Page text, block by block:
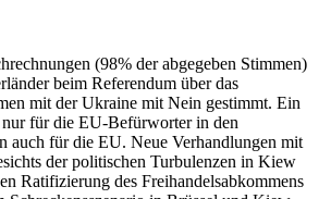
(98% der abgegeben Stimmen)
beim Referendum über das
mit der Ukraine mit Nein gestimmt. Ein
für die EU-Befürworter in den
auch für die EU. Neue Verhandlungen mit
der politischen Turbulenzen in Kiew
Ratifizierung des Freihandelsabkommens